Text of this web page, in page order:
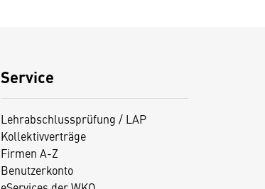
Service
Lehrabschlussprüfung / LAP
Kollektivverträge
Firmen A-Z
Benutzerkonto